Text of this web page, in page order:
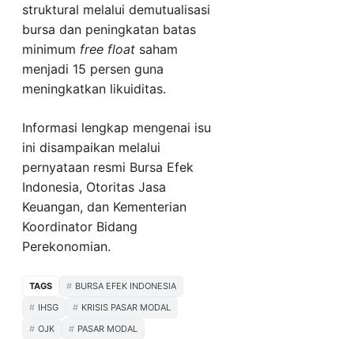
struktural melalui demutualisasi
bursa dan peningkatan batas
minimum free float saham
menjadi 15 persen guna
meningkatkan likuiditas.
Informasi lengkap mengenai isu
ini disampaikan melalui
pernyataan resmi Bursa Efek
Indonesia, Otoritas Jasa
Keuangan, dan Kementerian
Koordinator Bidang
Perekonomian.
TAGS
BURSA EFEK INDONESIA
IHSG
KRISIS PASAR MODAL
OJK
PASAR MODAL